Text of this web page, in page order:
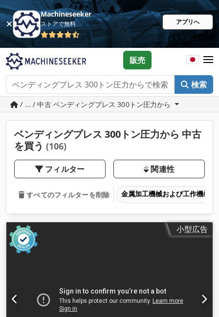
Machineseeker
ストアで無料 アプリへ
検索
販売
/ ... / 中古 ベンディングプレス 300トン圧力から
ベンディングプレス 300トン圧力から 中古
を買う (106)
フィルター 関連性
すべてのフィルターを削除 金属加工機械および工作機械
小型広告